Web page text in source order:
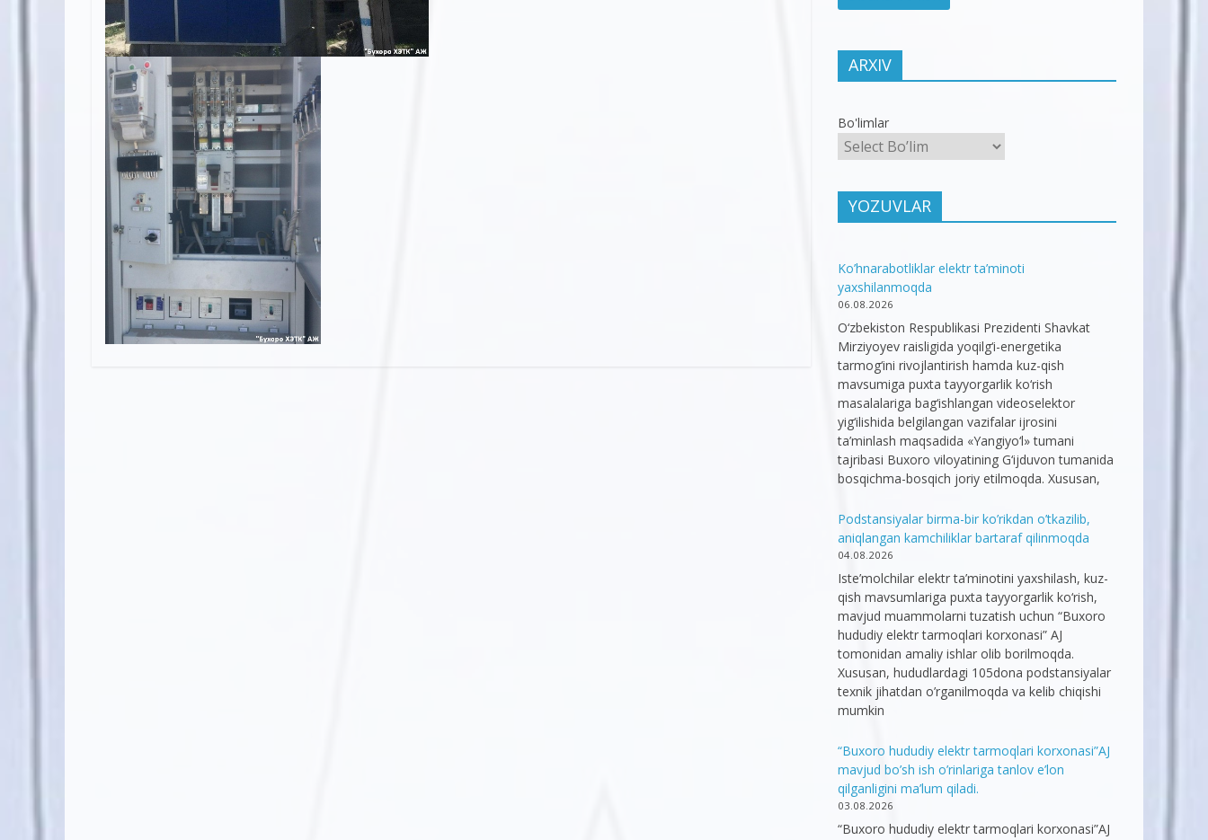
ARXIV
Bo'limlar
YOZUVLAR
Ko’hnarabotliklar elektr ta’minoti
yaxshilanmoqda
06.08.2026
O‘zbekiston Respublikasi Prezidenti Shavkat
Mirziyoyev raisligida yoqilg‘i-energetika
tarmog‘ini rivojlantirish hamda kuz-qish
mavsumiga puxta tayyorgarlik ko‘rish
masalalariga bag‘ishlangan videoselektor
yig‘ilishida belgilangan vazifalar ijrosini
ta’minlash maqsadida «Yangiyo‘l» tumani
tajribasi Buxoro viloyatining G‘ijduvon tumanida
bosqichma-bosqich joriy etilmoqda. Xususan,
Podstansiyalar birma-bir ko’rikdan o’tkazilib,
aniqlangan kamchiliklar bartaraf qilinmoqda
04.08.2026
Iste’molchilar elektr ta’minotini yaxshilash, kuz-
qish mavsumlariga puxta tayyorgarlik ko‘rish,
mavjud muammolarni tuzatish uchun “Buxoro
hududiy elektr tarmoqlari korxonasi” AJ
tomonidan amaliy ishlar olib borilmoqda.
Xususan, hududlardagi 105dona podstansiyalar
texnik jihatdan o’rganilmoqda va kelib chiqishi
mumkin
“Buxoro hududiy elektr tarmoqlari korxonasi”AJ
mavjud bo’sh ish o’rinlariga tanlov e’lon
qilganligini ma’lum qiladi.
03.08.2026
“Buxoro hududiy elektr tarmoqlari korxonasi”AJ